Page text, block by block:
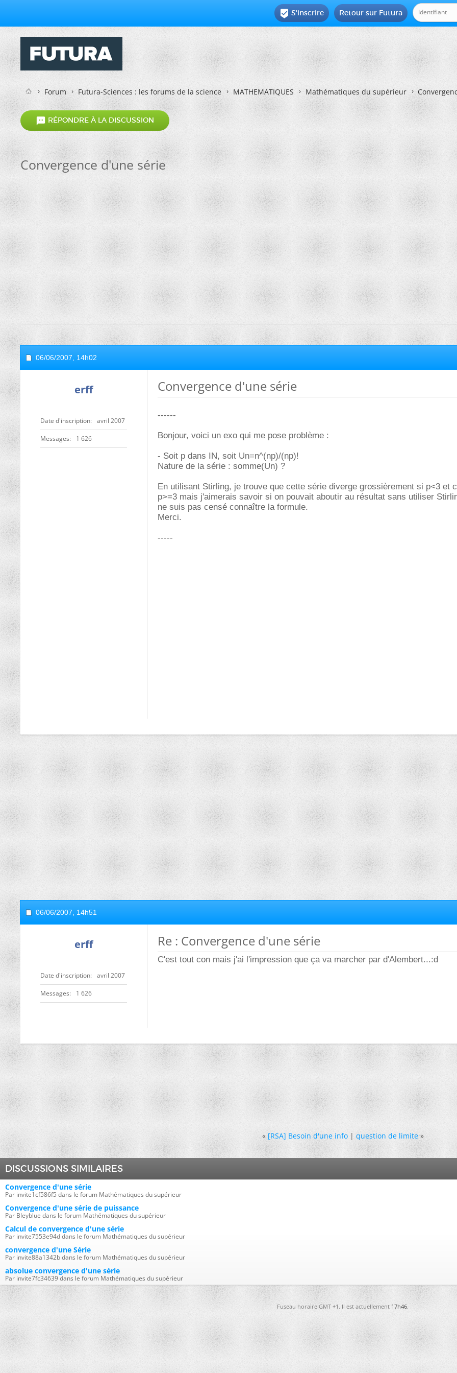
Retour sur Futura
 S'inscrire
Forum Futura-Sciences : les forums de la science MATHEMATIQUES Mathématiques du supérieur
 RÉPONDRE À LA DISCUSSION
Convergence d'une série
06/06/2007, 14h02
erff
Date d'inscription avril 2007
Messages 1 626
Convergence d'une série
------
Bonjour, voici un exo qui me pose problème :
- Soit p dans IN, soit Un=n^(np)/(np)!
Nature de la série : somme(Un) ?
En utilisant Stirling, je trouve que cette série diverge grossièrement si p<3 et
p>=3 mais j'aimerais savoir si on pouvait aboutir au résultat sans utiliser
ne suis pas censé connaître la formule.
Merci.
-----
06/06/2007, 14h51
erff
Date d'inscription avril 2007
Messages 1 626
Re : Convergence d'une série
C'est tout con mais j'ai l'impression que ça va marcher par d'Alembert...:d
« [RSA] Besoin d'une info|question de limite »
DISCUSSIONS SIMILAIRES
Convergence d'une série
Par invite1cf586f5 dans le forum Mathématiques du supérieur
Convergence d'une série de puissance
Par Bleyblue dans le forum Mathématiques du supérieur
Calcul de convergence d'une série
Par invite7553e94d dans le forum Mathématiques du supérieur
convergence d'une Série
Par invite88a1342b dans le forum Mathématiques du supérieur
absolue convergence d'une série
Par invite7fc34639 dans le forum Mathématiques du supérieur
Fuseau horaire GMT +1. Il est actuellement17h46.